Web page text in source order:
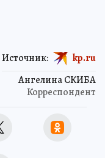
Ангелина СКИБА
Корреспондент
Источник: kp.ru